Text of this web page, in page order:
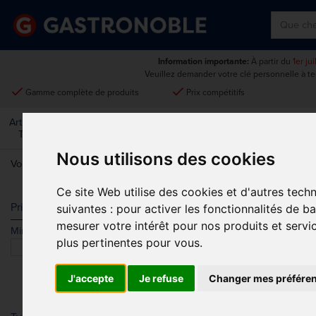
Nous utilisons des cookies
Ce site Web utilise des cookies et d'autres
suivantes : pour activer les fonctionnalités de
mesurer votre intérêt pour nos produits et
plus pertinentes pour vous.
J'accepte Je refuse Changer mes
Information importante: À partir du 1er
Veuillez demander votre clé personnelle à
done Gamme complète de produits done Prix compétitifs
Art De La
Table
Vous êtes ici:Accueil > Cuisine > Couteaux > Deglon
Prix
Min. Max.
DEGLON